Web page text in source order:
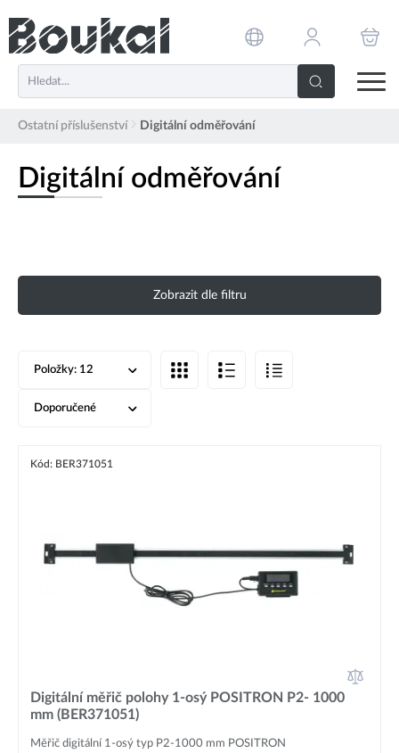
Ostatní příslušenství Digitální odměřování
Digitální odměřování
Zobrazit dle filtru
Položky: 12
Doporučené
Kód: BER371051
Digitální měřič polohy 1-osý POSITRON P2- 1000
mm (BER371051)
Měřič digitální 1-osý typ P2-1000 mm POSITRON